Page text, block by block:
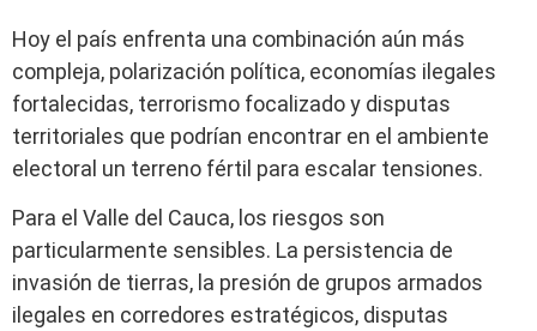
Hoy el país enfrenta una combinación aún más
compleja, polarización política, economías ilegales
fortalecidas, terrorismo focalizado y disputas
territoriales que podrían encontrar en el ambiente
electoral un terreno fértil para escalar tensiones.
Para el Valle del Cauca, los riesgos son
particularmente sensibles. La persistencia de
invasión de tierras, la presión de grupos armados
ilegales en corredores estratégicos, disputas